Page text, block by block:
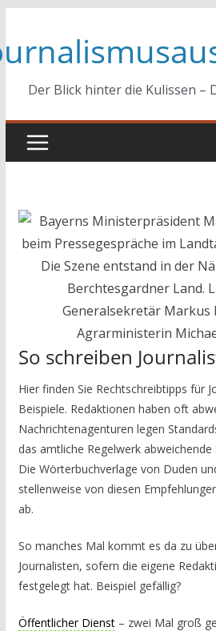
springen
Der Blick hinter die Kulissen –
So schreiben
Hier finden Sie Rechtschreibtipps für
Beispiele. Redaktionen haben oft
Nachrichtenagenturen legen
das amtliche Regelwerk abweichende
Die Wörterbuchverlage von Duden
stellenweise von diesen
ab.
So manches Mal kommt es da zu
Journalisten, sofern die eigene
festgelegt hat. Beispiel gefällig?
Öffentlicher Dienst– zwei Mal groß